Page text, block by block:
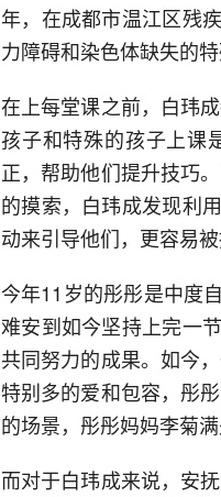
年，在成都市温江区残
力障碍和染色体缺失的
在上每堂课之前，白玮
孩子和特殊的孩子上课
正，帮助他们提升技巧
的摸索，白玮成发现利
动来引导他们，更容易被
今年11岁的彤彤是中度
难安到如今坚持上完一
共同努力的成果。如今
特别多的爱和包容，彤
的场景，彤彤妈妈李菊满
而对于白玮成来说，安